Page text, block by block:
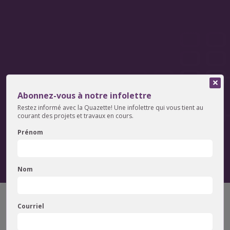
Quintessence
innovation
Filtrer
Abonnez-vous à notre infolettre
Restez informé avec la Quazette! Une infolettre qui vous tient au
courant des projets et travaux en cours.
Prénom
Nom
Courriel